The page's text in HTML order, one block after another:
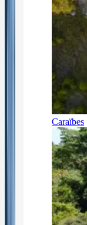
Caraïbes